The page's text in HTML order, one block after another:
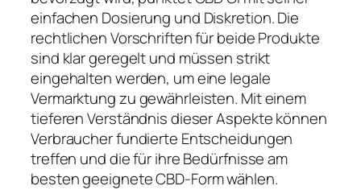
einfachen Dosierung und Diskretion. Die
rechtlichen Vorschriften für beide Produkte
sind klar geregelt und müssen strikt
eingehalten werden, um eine legale
Vermarktung zu gewährleisten. Mit einem
tieferen Verständnis dieser Aspekte können
Verbraucher fundierte Entscheidungen
treffen und die für ihre Bedürfnisse am
besten geeignete CBD-Form wählen.